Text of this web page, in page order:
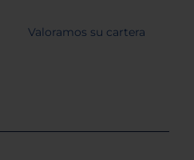
Valoramos su cartera